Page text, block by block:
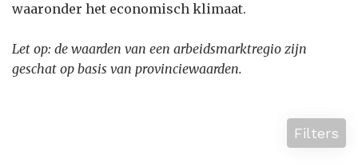
waaronder het economisch klimaat.
Let op: de waarden van een arbeidsmarktregio zijn
geschat op basis van provinciewaarden.
Filters